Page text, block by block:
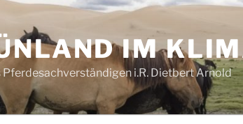
IM
i.R. Dietbert Arnold